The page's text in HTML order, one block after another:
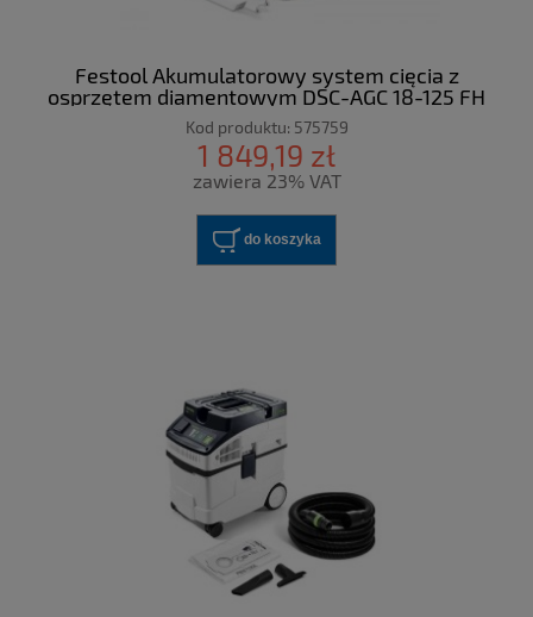
Festool Akumulatorowy system cięcia z
osprzętem diamentowym DSC-AGC 18-125 FH
Li EB-Basic
Kod produktu: 575759
1 849,19 zł
zawiera 23% VAT
do koszyka